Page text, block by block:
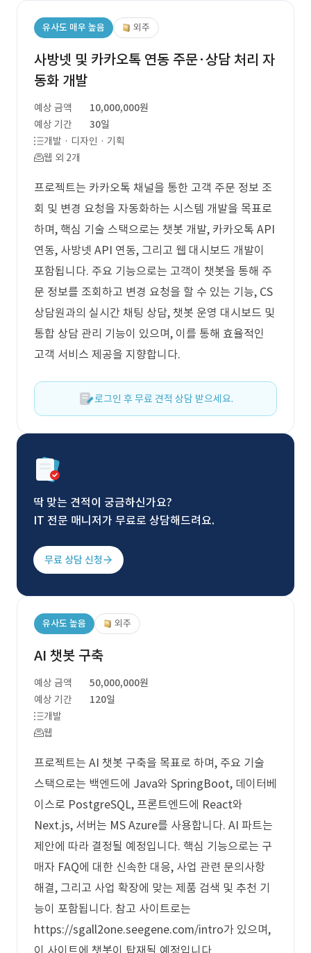
유사도 매우 높음 외주
사방넷 및 카카오톡 연동 주문·상담 처리 자
동화 개발
예상 금액
10,000,000원
예상 기간
30일
개발 · 디자인 · 기획
웹 외 2개
프로젝트는 카카오톡 채널을 통한 고객 주문 정보 조
회 및 변경 요청을 자동화하는 시스템 개발을 목표로
하며, 핵심 기술 스택으로는 챗봇 개발, 카카오톡 API
연동, 사방넷 API 연동, 그리고 웹 대시보드 개발이
포함됩니다. 주요 기능으로는 고객이 챗봇을 통해 주
문 정보를 조회하고 변경 요청을 할 수 있는 기능, CS
상담원과의 실시간 채팅 상담, 챗봇 운영 대시보드 및
통합 상담 관리 기능이 있으며, 이를 통해 효율적인
고객 서비스 제공을 지향합니다.
로그인 후 무료 견적 상담 받으세요.
딱 맞는 견적이 궁금하신가요?
IT 전문 매니저가 무료로 상담해드려요.
무료 상담 신청
유사도 높음 외주
AI 챗봇 구축
예상 금액
50,000,000원
예상 기간
120일
개발
웹
프로젝트는 AI 챗봇 구축을 목표로 하며, 주요 기술
스택으로는 백엔드에 Java와 SpringBoot, 데이터베
이스로 PostgreSQL, 프론트엔드에 React와
Next.js, 서버는 MS Azure를 사용합니다. AI 파트는
제안에 따라 결정될 예정입니다. 핵심 기능으로는 구
매자 FAQ에 대한 신속한 대응, 사업 관련 문의사항
해결, 그리고 사업 확장에 맞는 제품 검색 및 추천 기
능이 포함됩니다. 참고 사이트로는
https://sgall2one.seegene.com/intro가 있으며,
이 사이트에 챗봇이 탑재될 예정입니다.